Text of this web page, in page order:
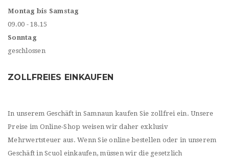
Montag bis Samstag
09.00 - 18.15
Sonntag
geschlossen
ZOLLFREIES EINKAUFEN
In unserem Geschäft in Samnaun kaufen Sie zollfrei ein. Unsere
Preise im Online-Shop weisen wir daher exklusiv
Mehrwertsteuer aus. Wenn Sie online bestellen oder in unserem
Geschäft in Scuol einkaufen, müssen wir die gesetzlich